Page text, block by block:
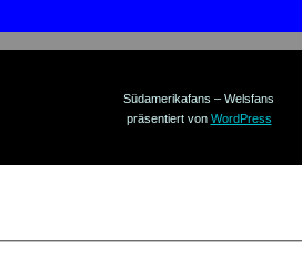
Südamerikafans – Welsfans
präsentiert von WordPress